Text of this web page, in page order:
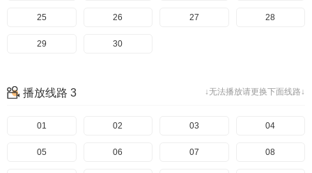
25 26 27 28
29 30
↓无法播放请更换下面线路↓
播放线路 3
01 02 03 04
05 06 07 08